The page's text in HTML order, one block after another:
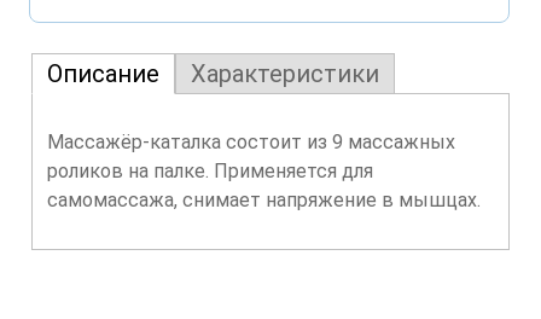
Описание Характеристики
Массажёр-каталка состоит из 9 массажных
роликов на палке. Применяется для
самомассажа, снимает напряжение в мышцах.